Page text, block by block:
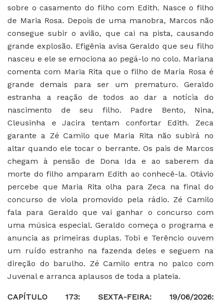
sobre o casamento do filho com Edith. Nasce o filho
de Maria Rosa. Depois de uma manobra, Marcos não
consegue subir o avião, que cai na pista, causando
grande explosão. Efigênia avisa Geraldo que seu filho
nasceu e ele se emociona ao pegá-lo no colo. Mariana
comenta com Maria Rita que o filho de Maria Rosa é
grande demais para ser um prematuro. Geraldo
estranha a reação de todos ao dar a notícia do
nascimento de seu filho. Padre Bento, Nina,
Cleusinha e Jacira tentam confortar Edith. Zeca
garante a Zé Camilo que Maria Rita não subirá no
altar quando ele tocar o berrante. Os pais de Marcos
chegam à pensão de Dona Ida e ao saberem da
morte do filho amparam Edith ao conhecê-la. Otávio
percebe que Maria Rita olha para Zeca na final do
concurso de viola promovido pela rádio. Zé Camilo
fala para Geraldo que vai ganhar o concurso com
uma música especial. Geraldo começa o programa e
anuncia as primeiras duplas. Tobi e Terêncio ouvem
um ruído estranho na fazenda deles e seguem na
direção do barulho. Zé Camilo entra no palco com
Juvenal e arranca aplausos de toda a plateia.
CAPÍTULO 173: SEXTA-FEIRA: 19/06/2026: